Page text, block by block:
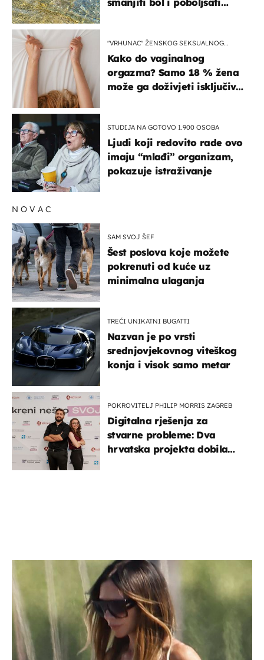
smanjiti bol i poboljšati
"VRHUNAC" ŽENSKOG SEKSUALNOG
Kako do vaginalnog
orgazma? Samo 18 % žena
može ga doživjeti isključivo
STUDIJA NA GOTOVO 1.900 OSOBA
Ljudi koji redovito rade ovo
imaju “mlađi” organizam,
pokazuje istraživanje
NOVAC
SAM SVOJ ŠEF
Šest poslova koje možete
pokrenuti od kuće uz
minimalna ulaganja
TREĆI UNIKATNI BUGATTI
Nazvan je po vrsti
srednjovjekovnog viteškog
konja i visok samo metar
POKROVITELJ PHILIP MORRIS ZAGREB
Digitalna rješenja za
stvarne probleme: Dva
hrvatska projekta dobila